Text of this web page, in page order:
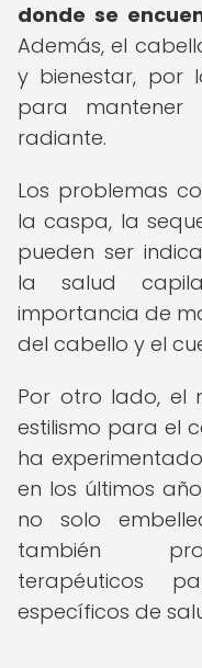
donde se
Además, el
y bienestar, por
para mantener
radiante.
Los problemas
la caspa, la
pueden ser
la salud
importancia de
del cabello y el
Por otro lado, el
estilismo para el
ha
en los últimos
no solo
también
terapéuticos
específicos de